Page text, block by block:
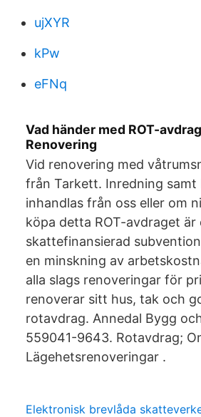
ujXYR
kPw
eFNq
Vad händer med ROT-
Renovering
Vid renovering med
från Tarkett. Inredning samt
inhandlas från oss eller om
köpa detta ROT-avdraget är
skattefinansierad
en minskning av
alla slags renoveringar för
renoverar sitt hus, tak och
rotavdrag. Annedal Bygg
559041-9643. Rotavdrag;
Lägehetsrenoveringar .
Elektronisk brevlåda